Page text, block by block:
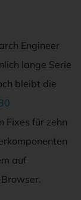
Engineer
lange Serie
bleibt die
Fixes für zehn
auf